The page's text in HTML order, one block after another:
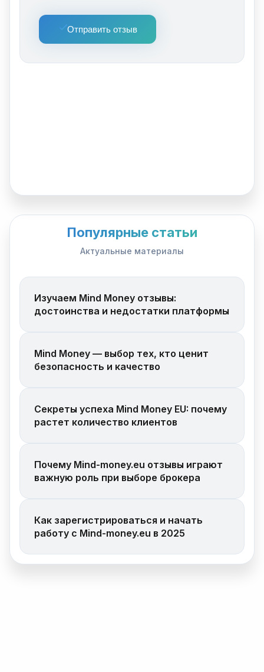
Отправить отзыв
Популярные статьи
Актуальные материалы
Изучаем Mind Money отзывы:
достоинства и недостатки платформы
Mind Money — выбор тех, кто ценит
безопасность и качество
Секреты успеха Mind Money EU: почему
растет количество клиентов
Почему Mind-money.eu отзывы играют
важную роль при выборе брокера
Как зарегистрироваться и начать
работу с Mind-money.eu в 2025